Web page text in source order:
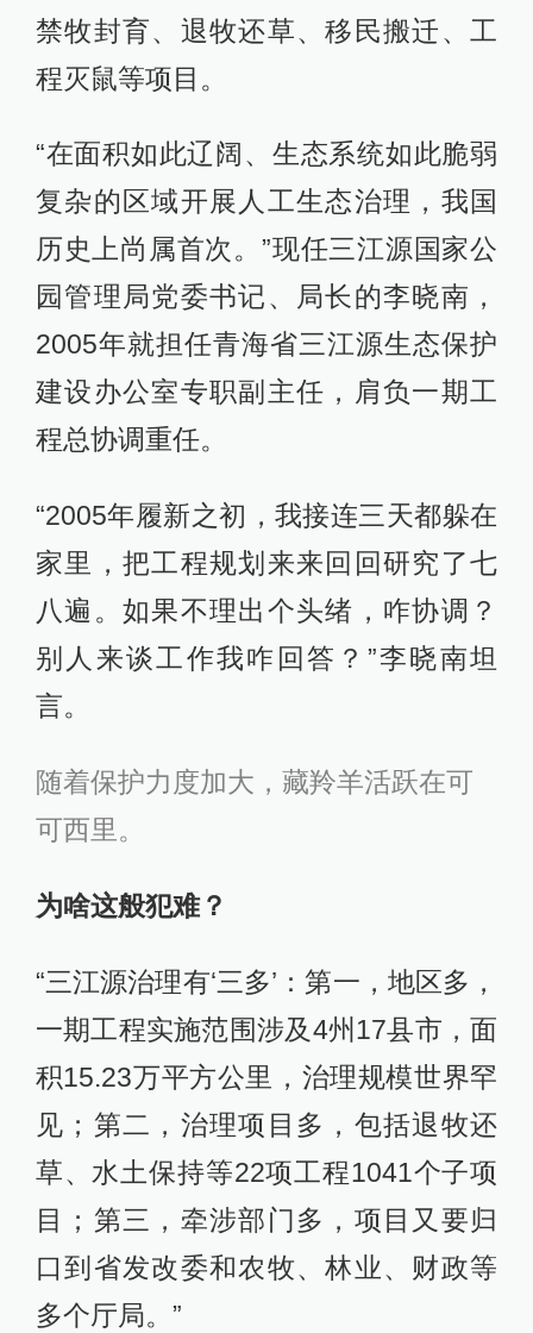
禁牧封育、退牧还草、移民搬迁、工
程灭鼠等项目。
“在面积如此辽阔、生态系统如此脆弱
复杂的区域开展人工生态治理，我国
历史上尚属首次。”现任三江源国家公
园管理局党委书记、局长的李晓南，
2005年就担任青海省三江源生态保护
建设办公室专职副主任，肩负一期工
程总协调重任。
“2005年履新之初，我接连三天都躲在
家里，把工程规划来来回回研究了七
八遍。如果不理出个头绪，咋协调？
别人来谈工作我咋回答？”李晓南坦
言。
随着保护力度加大，藏羚羊活跃在可
可西里。
为啥这般犯难？
“三江源治理有‘三多’：第一，地区多，
一期工程实施范围涉及4州17县市，面
积15.23万平方公里，治理规模世界罕
见；第二，治理项目多，包括退牧还
草、水土保持等22项工程1041个子项
目；第三，牵涉部门多，项目又要归
口到省发改委和农牧、林业、财政等
多个厅局。”